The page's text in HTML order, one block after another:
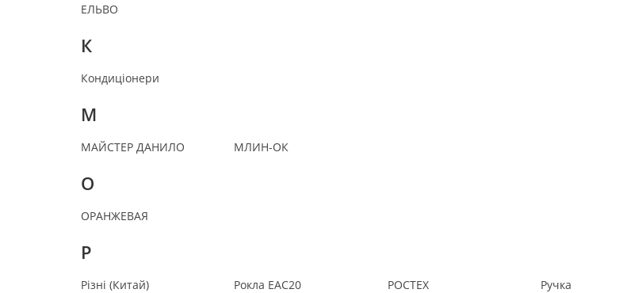
ЕЛЬВО
К
Кондиціонери
М
МАЙСТЕР ДАНИЛО МЛИН-ОК
О
ОРАНЖЕВАЯ
Р
Різні (Китай) Рокла EAC20 РОСТЕХ Ручка